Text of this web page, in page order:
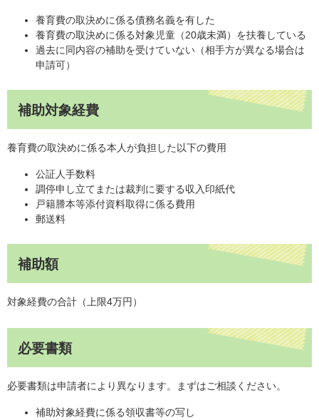
養育費の取決めに係る債務名義を有した
養育費の取決めに係る対象児童（20歳未満）を扶養している
過去に同内容の補助を受けていない（相手方が異なる場合は
申請可）
補助対象経費
養育費の取決めに係る本人が負担した以下の費用
公証人手数料
調停申し立てまたは裁判に要する収入印紙代
戸籍謄本等添付資料取得に係る費用
郵送料
補助額
対象経費の合計（上限4万円）
必要書類
必要書類は申請者により異なります。まずはご相談ください。
補助対象経費に係る領収書等の写し